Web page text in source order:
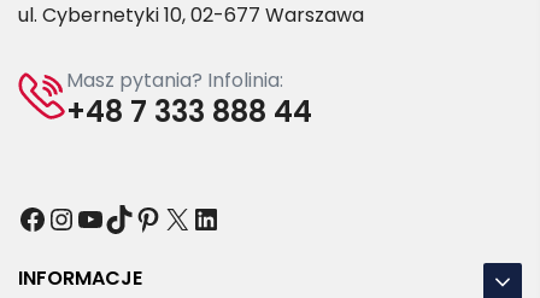
ul. Cybernetyki 10, 02-677 Warszawa
Masz pytania? Infolinia:
+48 7 333 888 44
Facebook
Instagram
YouTube
TikTok
Pinterest
X LinkedIn
INFORMACJE